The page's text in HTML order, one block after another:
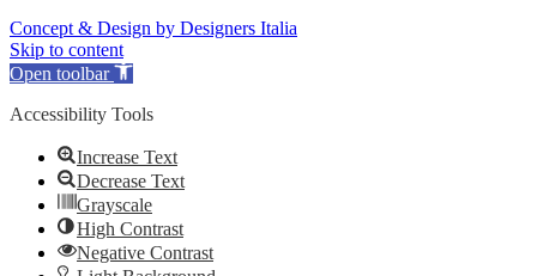
Concept & Design by Designers Italia
Skip to content
Open toolbar
Accessibility Tools
Increase Text
Decrease Text
Grayscale
High Contrast
Negative Contrast